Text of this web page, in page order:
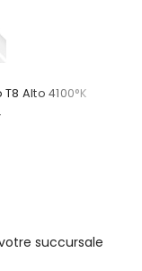
Alto 4100°K
succursale